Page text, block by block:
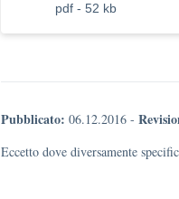
pdf - 52 kb
Pubblicato: 06.12.2016 -
Eccetto dove diversamente